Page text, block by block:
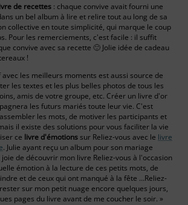
de recettes : chaque convive avait fourni une
un bel album à lire et relire tout au long de sa
collective en toute simplicité, qui marque le coup
Pour les remerciements, c'est facile : il suffit
convive avec sa recette 🙂 Jolie idée de cadeau
!
les meilleurs moments est aussi source de
les textes et les plus belles photos de tous les
amis de votre groupe, etc. Créer un livre d'or
les futurs mariés toute leur vie. C'est
les mots, de motiver les participants et
il existe des solutions pour vous faciliter la vie
ce livre d'émotionssur Reliez-vous avec le livre
. Julie ayant reçu un album pour son mariage
de découvrir mon livre Reliez-vous à l'occasion
émotion à la lecture de ces petits mots, de
et de ceux qui ont manqué à la fête …Reliez-
sur mon petit nuage encore quelques jours,
pages du livre avant de me coucher le soir. »